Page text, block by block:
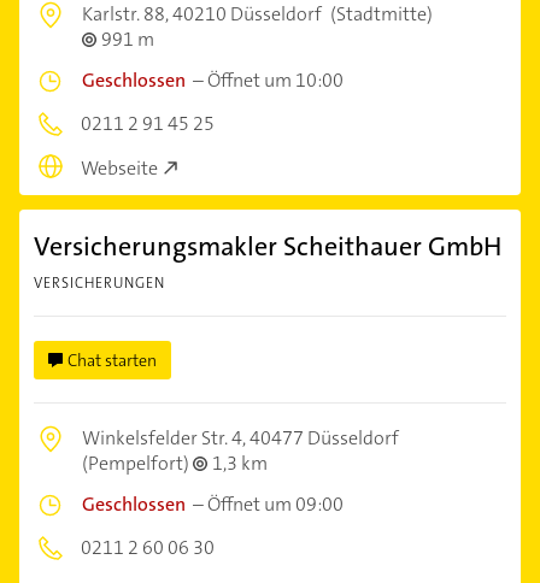
Karlstr. 88,40210 Düsseldorf (Stadtmitte)
991 m
Geschlossen –Öffnet um 10:00
0211 2 91 45 25
Webseite
Versicherungsmakler Scheithauer GmbH
VERSICHERUNGEN
Chat starten
Winkelsfelder Str. 4,40477 Düsseldorf
(Pempelfort)
1,3 km
Geschlossen –Öffnet um 09:00
0211 2 60 06 30